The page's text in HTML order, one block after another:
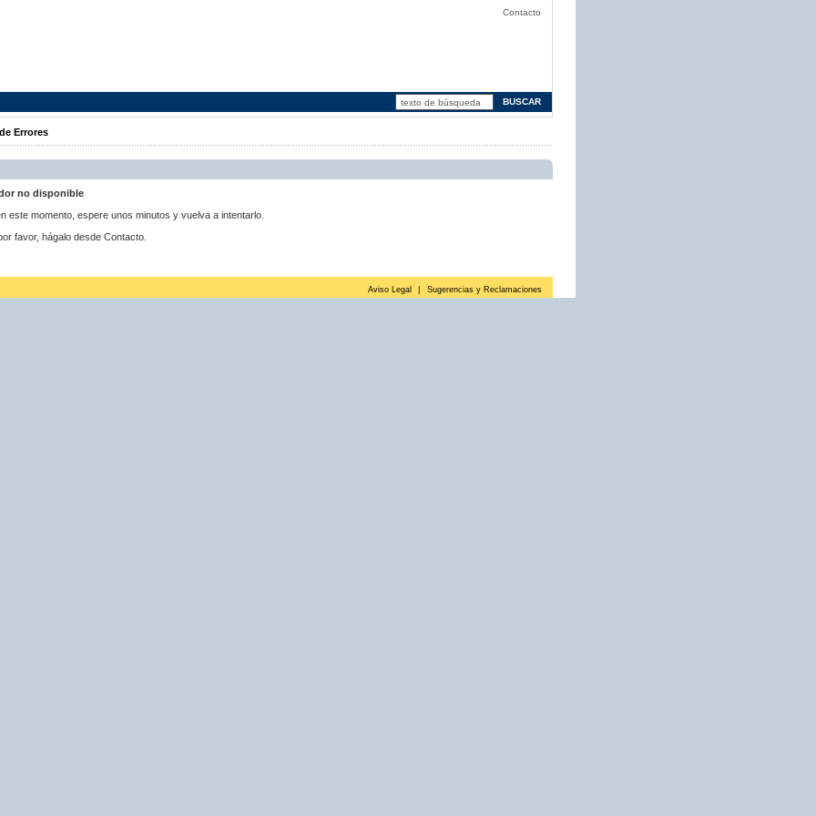
Contacto
Errores
no disponible
este momento, espere unos minutos y vuelva a intentarlo.
favor, hágalo desde Contacto.
Aviso Legal Sugerencias y Reclamaciones